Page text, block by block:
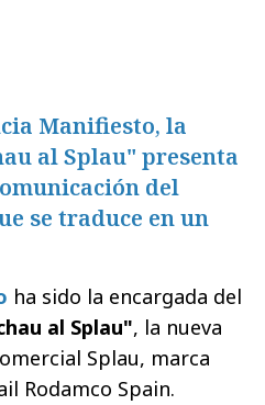
Manifiesto, la
al Splau" presenta
del
se traduce en un
ha sido la encargada del
al Splau", la nueva
Splau, marca
Rodamco Spain.